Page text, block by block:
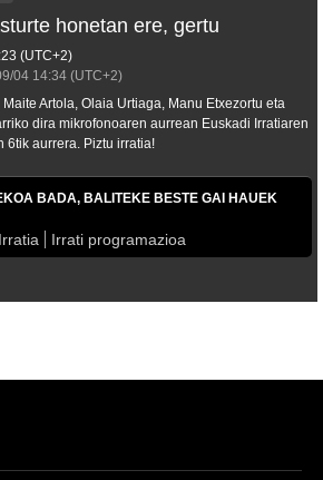
honetan ere, gertu
(UTC+2)
04 14:34 (UTC+2)
Artola, Olaia Urtiaga, Manu Etxezortu eta
dira mikrofonoaren aurrean Euskadi Irratiaren
aurrera. Piztu irratia!
BADA, BALITEKE BESTE GAI HAUEK
Irrati programazioa